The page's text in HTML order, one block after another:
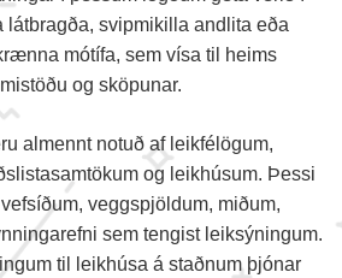
látbragða, svipmikilla andlita eða
mótífa, sem vísa til heims
og sköpunar.
almennt notuð af leikfélögum,
og leikhúsum. Þessi
veggspjöldum, miðum,
sem tengist leiksýningum.
til leikhúsa á staðnum þjónar